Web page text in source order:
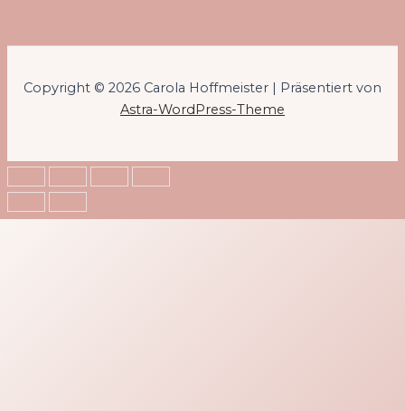
Copyright © 2026 Carola Hoffmeister | Präsentiert von
Astra-WordPress-Theme